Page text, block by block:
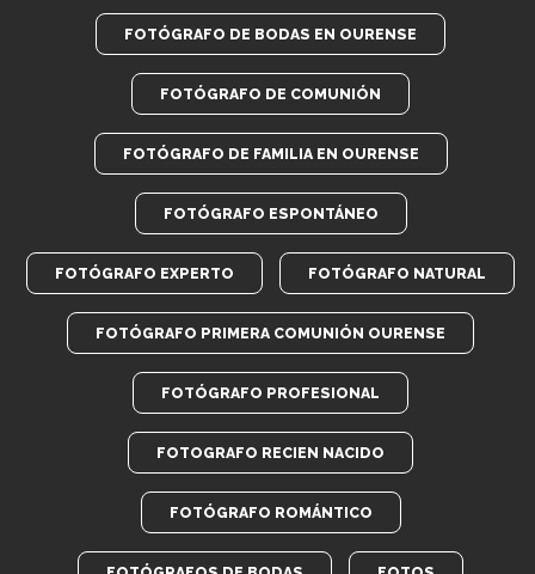
FOTÓGRAFO DE BODAS EN OURENSE
FOTÓGRAFO DE COMUNIÓN
FOTÓGRAFO DE FAMILIA EN OURENSE
FOTÓGRAFO ESPONTÁNEO
FOTÓGRAFO EXPERTO FOTÓGRAFO NATURAL
FOTÓGRAFO PRIMERA COMUNIÓN OURENSE
FOTÓGRAFO PROFESIONAL
FOTOGRAFO RECIEN NACIDO
FOTÓGRAFO ROMÁNTICO